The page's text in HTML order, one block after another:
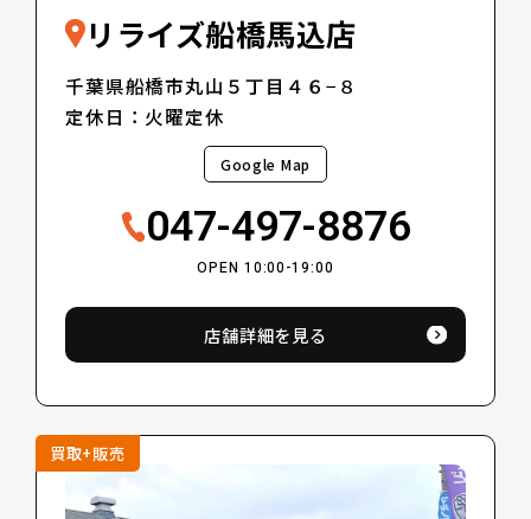
リライズ船橋馬込店
千葉県船橋市丸山５丁目４６−８
定休日：火曜定休
Google Map
047-497-8876
OPEN 10:00-19:00
店舗詳細を見る
買取+販売